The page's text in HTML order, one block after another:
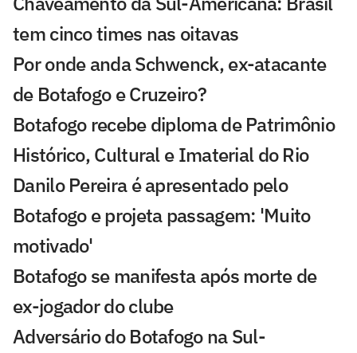
tem cinco times nas oitavas
Por onde anda Schwenck, ex-atacante
de Botafogo e Cruzeiro?
Botafogo recebe diploma de Patrimônio
Histórico, Cultural e Imaterial do Rio
Danilo Pereira é apresentado pelo
Botafogo e projeta passagem: 'Muito
motivado'
Botafogo se manifesta após morte de
ex-jogador do clube
Adversário do Botafogo na Sul-